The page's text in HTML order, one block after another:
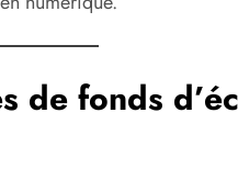
de fonds